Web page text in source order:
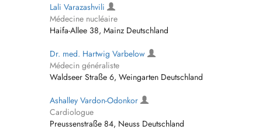
Lali Varazashvili
Médecine nucléaire
Haifa-Allee 38, Mainz Deutschland
Dr. med. Hartwig Varbelow
Médecin généraliste
Waldseer Straße 6, Weingarten Deutschland
Ashalley Vardon-Odonkor
Cardiologue
Preussenstraße 84, Neuss Deutschland